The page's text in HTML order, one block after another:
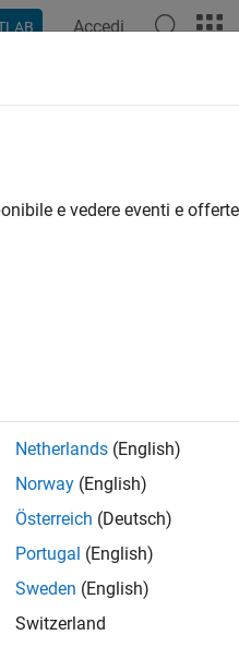
Accedi
e vedere eventi e
Netherlands (English)
Norway (English)
Österreich (Deutsch)
Portugal (English)
Sweden (English)
Switzerland